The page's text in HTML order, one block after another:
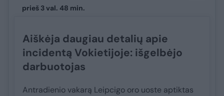
prieš 3 val. 48 min.
Aiškėja daugiau detalių apie
incidentą Vokietijoje: išgelbėjo
darbuotojas
Antradienio vakarą Leipcigo oro uoste aptiktas